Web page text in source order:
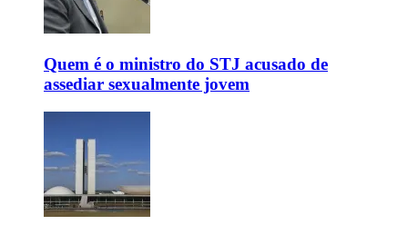
Quem é o ministro do STJ acusado de
assediar sexualmente jovem